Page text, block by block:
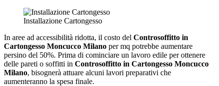
Installazione Cartongesso
In aree ad accessibilità ridotta, il costo del Controsoffitto in
Cartongesso Moncucco Milano per mq potrebbe aumentare
persino del 50%. Prima di cominciare un lavoro edile per ottenere
delle pareti o soffitti in Controsoffitto in Cartongesso Moncucco
Milano, bisognerà attuare alcuni lavori preparativi che
aumenteranno la spesa finale.